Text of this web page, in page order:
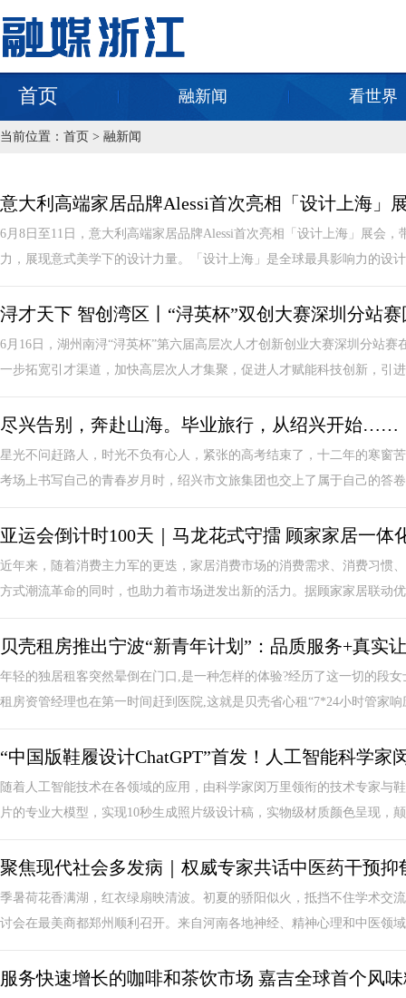
首页 融新闻 看世界
当前位置： 首页 > 融新闻
意大利高端家居品牌Alessi首次亮相「设计上海」
6月8日至11日，意大利高端家居品牌Alessi首次亮相「设计上海」展会
力，展现意式美学下的设计力量。「设计上海」是全球最具影响力的设
浔才天下 智创湾区丨“浔英杯”双创大赛深圳分站
6月16日，湖州南浔“浔英杯”第六届高层次人才创新创业大赛深圳分站
一步拓宽引才渠道，加快高层次人才集聚，促进人才赋能科技创新，引
尽兴告别，奔赴山海。毕业旅行，从绍兴开始……
星光不问赶路人，时光不负有心人，紧张的高考结束了，十二年的寒窗
考场上书写自己的青春岁月时，绍兴市文旅集团也交上了属于自己的答
亚运会倒计时100天｜马龙花式守擂 顾家家居一体
近年来，随着消费主力军的更迭，家居消费市场的消费需求、消费习惯
方式潮流革命的同时，也助力着市场迸发出新的活力。据顾家家居联动
贝壳租房推出宁波“新青年计划”：品质服务+真实
年轻的独居租客突然晕倒在门口,是一种怎样的体验?经历了这一切的段
租房资管经理也在第一时间赶到医院,这就是贝壳省心租“7*24小时管家响
“中国版鞋履设计ChatGPT”首发！人工智能科学
随着人工智能技术在各领域的应用，由科学家闵万里领衔的技术专家与
片的专业大模型，实现10秒生成照片级设计稿，实物级材质颜色呈现，
聚焦现代社会多发病｜权威专家共话中医药干预抑
季暑荷花香满湖，红衣绿扇映清波。初夏的骄阳似火，抵挡不住学术交
讨会在最美商都郑州顺利召开。来自河南各地神经、精神心理和中医领
服务快速增长的咖啡和茶饮市场 嘉吉全球首个风